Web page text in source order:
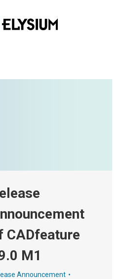
CADfeature
M1
Announcement